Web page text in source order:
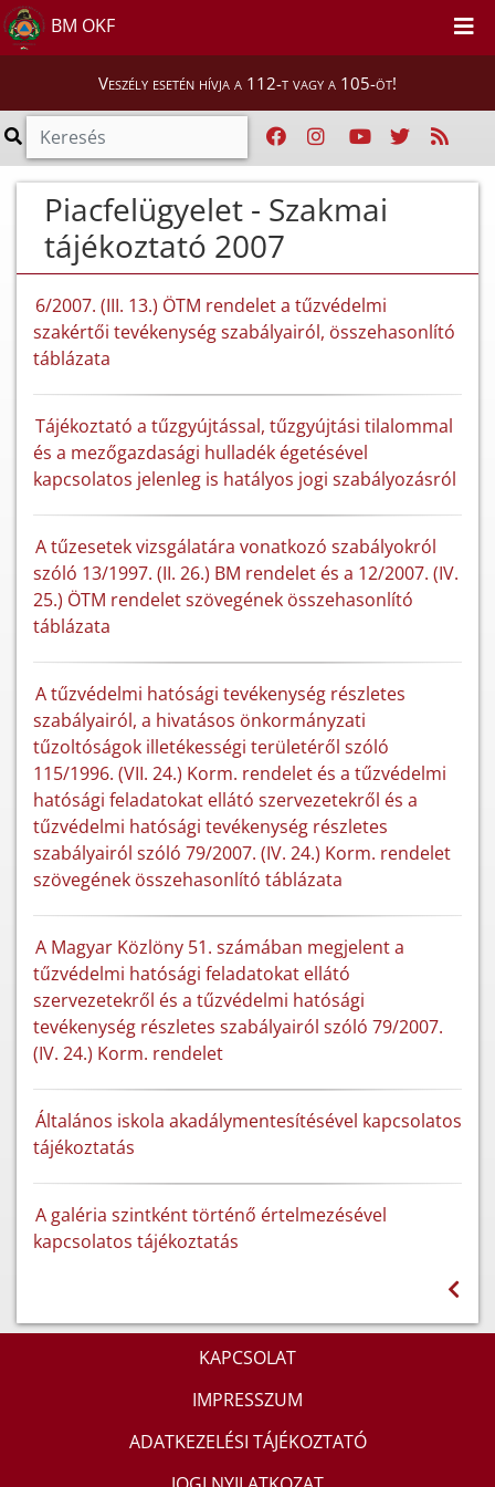
BM OKF
Veszély esetén hívja a 112-t vagy a 105-öt!
Piacfelügyelet - Szakmai
tájékoztató 2007
6/2007. (III. 13.) ÖTM rendelet a tűzvédelmi
szakértői tevékenység szabályairól, összehasonlító
táblázata
Tájékoztató a tűzgyújtással, tűzgyújtási tilalommal
és a mezőgazdasági hulladék égetésével
kapcsolatos jelenleg is hatályos jogi szabályozásról
A tűzesetek vizsgálatára vonatkozó szabályokról
szóló 13/1997. (II. 26.) BM rendelet és a 12/2007. (IV.
25.) ÖTM rendelet szövegének összehasonlító
táblázata
A tűzvédelmi hatósági tevékenység részletes
szabályairól, a hivatásos önkormányzati
tűzoltóságok illetékességi területéről szóló
115/1996. (VII. 24.) Korm. rendelet és a tűzvédelmi
hatósági feladatokat ellátó szervezetekről és a
tűzvédelmi hatósági tevékenység részletes
szabályairól szóló 79/2007. (IV. 24.) Korm. rendelet
szövegének összehasonlító táblázata
A Magyar Közlöny 51. számában megjelent a
tűzvédelmi hatósági feladatokat ellátó
szervezetekről és a tűzvédelmi hatósági
tevékenység részletes szabályairól szóló 79/2007.
(IV. 24.) Korm. rendelet
Általános iskola akadálymentesítésével kapcsolatos
tájékoztatás
A galéria szintként történő értelmezésével
kapcsolatos tájékoztatás
KAPCSOLAT
IMPRESSZUM
ADATKEZELÉSI TÁJÉKOZTATÓ